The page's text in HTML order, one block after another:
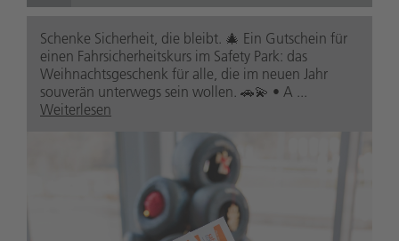
Schenke Sicherheit, die bleibt. 🎄 Ein Gutschein für
einen Fahrsicherheitskurs im Safety Park: das
Weihnachtsgeschenk für alle, die im neuen Jahr
souverän unterwegs sein wollen. 🚗💫 • A ...
Weiterlesen